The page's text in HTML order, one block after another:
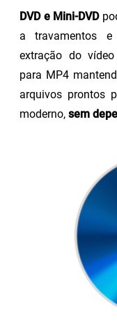
DVD e Mini-DVD
a travamentos e
extração do
para MP4
arquivos prontos
moderno, sem